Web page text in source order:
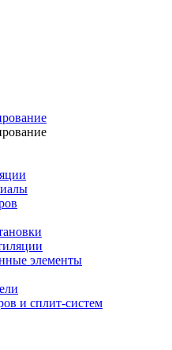
элементы
и сплит-систем